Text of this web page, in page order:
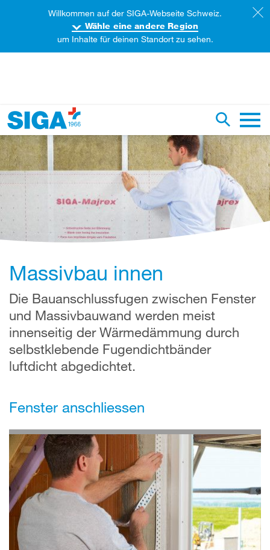
Suche
Webseite durchsuchen
Massivbau innen
Die Bauanschlussfugen zwischen Fenster
und Massivbauwand werden meist
innenseitig der Wärmedämmung durch
selbstklebende Fugendichtbänder
luftdicht abgedichtet.
Fenster anschliessen
Willkommen auf der SIGA-Webseite Schweiz.
Wähle eine andere Region
um Inhalte für deinen Standort zu sehen.